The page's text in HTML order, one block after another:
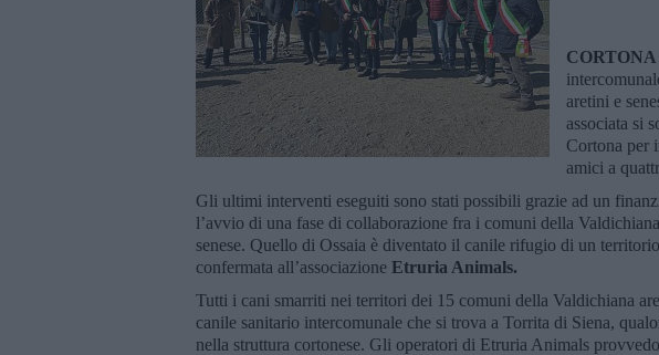
aretini e
associata si
Cortona per
amici a
Gli ultimi interventi eseguiti sono stati possibili grazie ad un
l’avvio di una fase di collaborazione fra i comuni della
senese. Quello di Ossaia è diventato il canile rifugio di un
confermata all’associazione Etruria Animals.
Tutti i cani smarriti nei territori dei 15 comuni della Valdichiana
canile sanitario intercomunale che si trova a Torrita di Siena,
nella struttura cortonese. Gli operatori di Etruria Animals